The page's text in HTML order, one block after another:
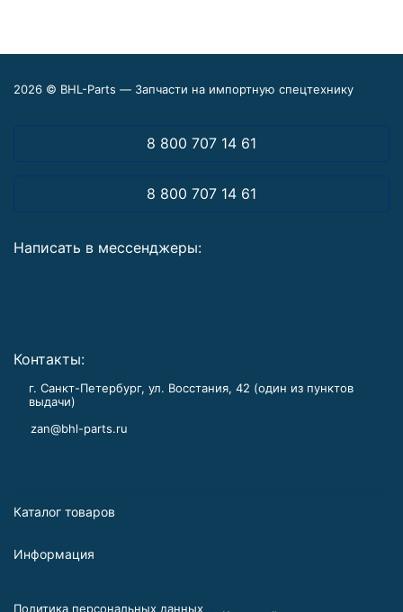
2026 © BHL-Parts — Запчасти на импортную спецтехнику
8 800 707 14 61
8 800 707 14 61
Написать в мессенджеры:
Контакты:
г. Санкт-Петербург, ул. Восстания, 42 (один из пунктов
выдачи)
zan@bhl-parts.ru
Каталог товаров
Информация
Политика персональных данных